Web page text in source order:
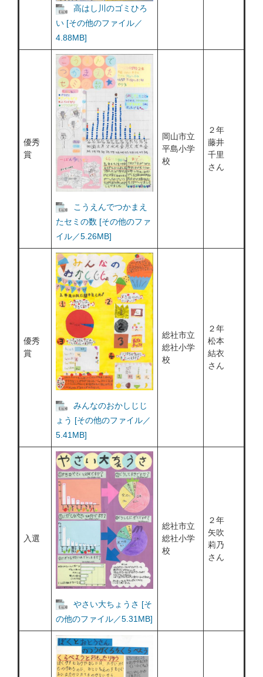
高はし川のゴミひろ
い [その他のファイル／
4.88MB]
優秀
賞
こうえんでつかまえ
たセミの数 [その他のファ
イル／5.26MB]
岡山市立
平島小学
校
２年
藤井
千里
さん
優秀
賞
みんなのおかしじじ
ょう [その他のファイル／
5.41MB]
総社市立
総社小学
校
２年
松本
結衣
さん
入選
やさい大ちょうさ [そ
の他のファイル／5.31MB]
総社市立
総社小学
校
２年
矢吹
莉乃
さん